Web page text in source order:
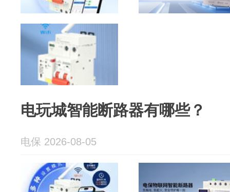
电玩城智能断路器有哪些？
电保 2026-08-05